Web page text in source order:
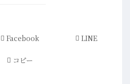
Facebook LINE
コピー